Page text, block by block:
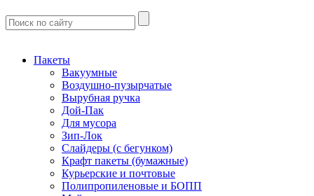
Пакеты
Вакуумные
Воздушно-пузырчатые
Вырубная ручка
Дой-Пак
Для мусора
Зип-Лок
Слайдеры (с бегунком)
Крафт пакеты (бумажные)
Курьерские и почтовые
Полипропиленовые и БОПП